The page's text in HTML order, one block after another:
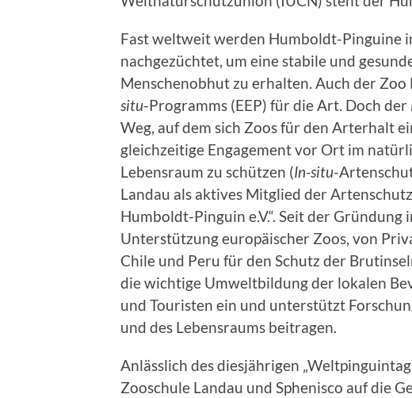
Fast weltweit werden Humboldt-Pinguine
nachgezüchtet, um eine stabile und
Menschenobhut zu erhalten. Auch der Zoo
situ-Programms (EEP) für die Art. Doch der
Weg, auf dem sich Zoos für den Arterhalt
gleichzeitige Engagement vor Ort im
Lebensraum zu schützen (In-situ-
Landau als aktives Mitglied der
Humboldt-Pinguin e.V.“. Seit der
Unterstützung europäischer Zoos, von
Chile und Peru für den Schutz der
die wichtige Umweltbildung der lokalen
und Touristen ein und unterstützt
und des Lebensraums beitragen.
Anlässlich des diesjährigen
Zooschule Landau und Sphenisco auf die